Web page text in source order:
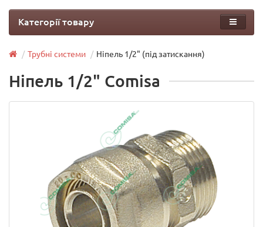
Категорії товару
Трубні системи Ніпель 1/2" (під затискання)
Ніпель 1/2" Comisa